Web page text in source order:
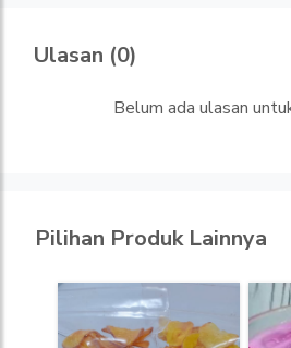
Ulasan (0)
Belum ada ulasan
Pilihan Produk Lainnya